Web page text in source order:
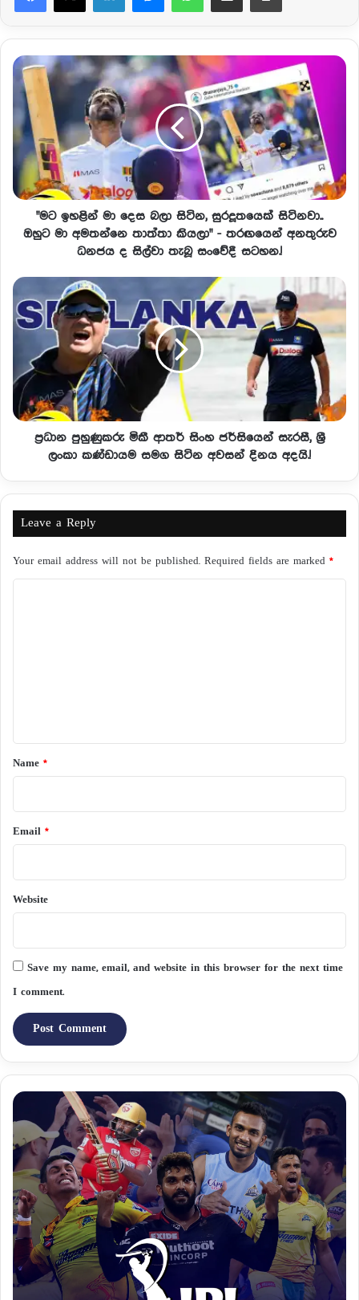
"මට ඉහළින් මා දෙස බලා සිටින, සුරදූතයෙක් සිටිනවා..
ඔහුට මා අමතන්නෙ තාත්තා කියලා" - තරඟයෙන් අනතුරුව
ධනජය ද සිල්වා තැබූ සංවේදී සටහන.!
ප්‍රධාන පුහුණුකරු මිකී ආතර් සිංහ ජර්සියෙන් සැරසී, ශ්‍රී
ලංකා කණ්ඩායම සමග සිටින අවසන් දිනය අදයි.!
Leave a Reply
Your email address will not be published. Required fields are marked *
*Name *
Email *
Website
Save my name, email, and website in this browser for the next time
I comment.